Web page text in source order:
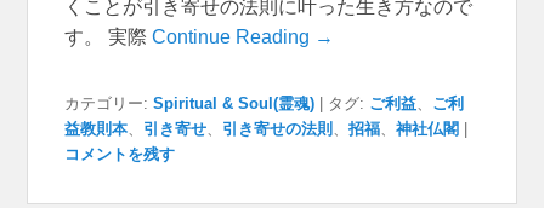
くことが引き寄せの法則に叶った生き方なので
す。 実際Continue Reading →
カテゴリー: Spiritual & Soul(霊魂) タグ: ご利益
ご利
益教則本
引き寄せ 引き寄せの法則 、招福 、神社仏閣
コメントを残す